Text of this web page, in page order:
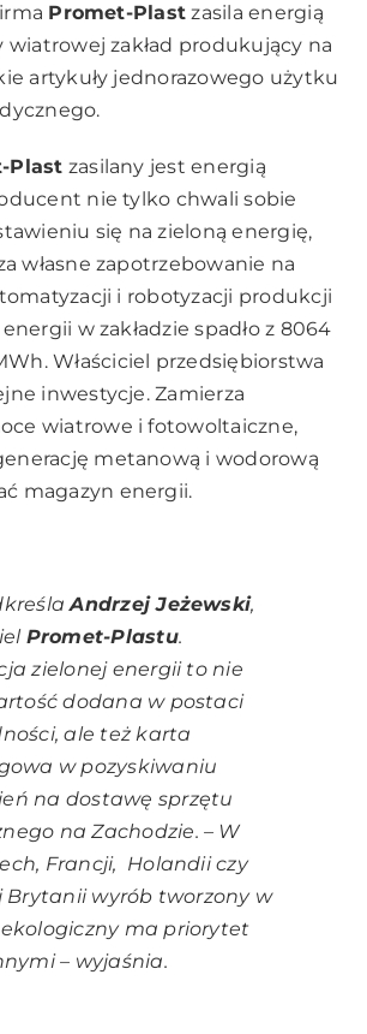
Promet-Plast zasila energią
wiatrowej zakład produkujący na
artykuły jednorazowego użytku
Plast zasilany jest energią
nie tylko chwali sobie
się na zieloną energię,
własne zapotrzebowanie na
i robotyzacji produkcji
w zakładzie spadło z 8064
Właściciel przedsiębiorstwa
inwestycje. Zamierza
wiatrowe i fotowoltaiczne,
metanową i wodorową
magazyn energii.
Andrzej Jeżewski,
Promet-Plastu.
zielonej energii to nie
dodana w postaci
ale też karta
w pozyskiwaniu
na dostawę sprzętu
na Zachodzie. – W
Francji, Holandii czy
Brytanii wyrób tworzony w
ma priorytet
– wyjaśnia.